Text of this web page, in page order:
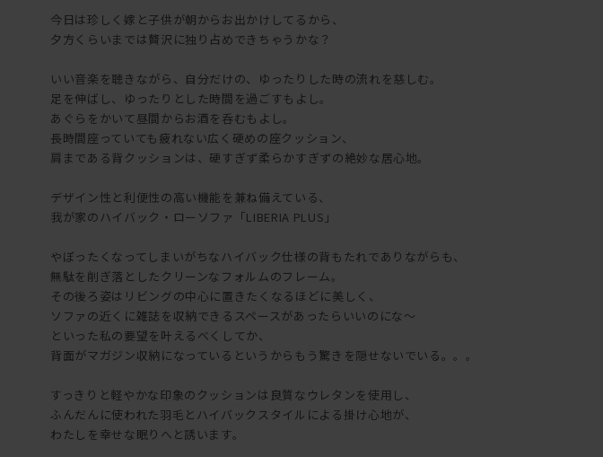
今日は珍しく嫁と子供が朝からお出かけしてるから、
夕方くらいまでは贅沢に独り占めできちゃうかな？
いい音楽を聴きながら、自分だけの、ゆったりした時の流れを慈しむ。
足を伸ばし、ゆったりとした時間を過ごすもよし。
あぐらをかいて昼間からお酒を呑むもよし。
長時間座っていても疲れない広く硬めの座クッション、
肩まである背クッションは、硬すぎず柔らかすぎずの絶妙な居心地。
デザイン性と利便性の高い機能を兼ね備えている、
我が家のハイバック・ローソファ「LIBERIA PLUS」
やぼったくなってしまいがちなハイバック仕様の背もたれでありながらも、
無駄を削ぎ落としたクリーンなフォルムのフレーム。
その後ろ姿はリビングの中心に置きたくなるほどに美しく、
ソファの近くに雑誌を収納できるスペースがあったらいいのにな～
といった私の要望を叶えるべくしてか、
背面がマガジン収納になっているというからもう驚きを隠せないでいる。。。
すっきりと軽やかな印象のクッションは良質なウレタンを使用し、
ふんだんに使われた羽毛とハイバックスタイルによる掛け心地が、
わたしを幸せな眠りへと誘います。